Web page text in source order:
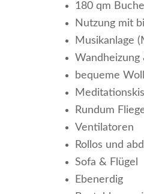
180 qm
Nutzung mit
Musikanlage
bequeme
Rundum
Ventilatoren
Rollos und
Sofa & Flügel
Ebenerdig